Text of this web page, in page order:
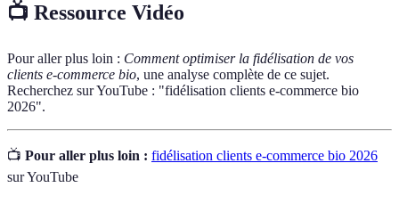
📺 Ressource Vidéo
Pour aller plus loin : Comment optimiser la fidélisation de vos
clients e-commerce bio, une analyse complète de ce sujet.
Recherchez sur YouTube : "fidélisation clients e-commerce bio
2026".
📺 Pour aller plus loin : fidélisation clients e-commerce bio 2026
sur YouTube